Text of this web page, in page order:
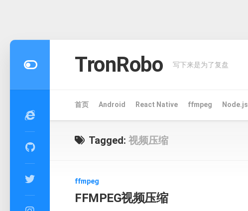
Skip
content
TronRobo 写下来是为了复盘
首页 Android React Native ffmpeg Node.js
Tagged: 视频压缩
ffmpeg
FFMPEG视频压缩